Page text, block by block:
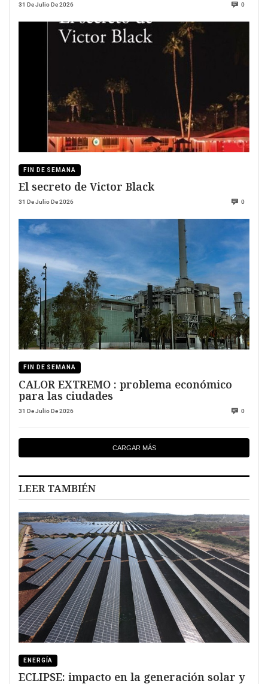
31 De Julio De 2026 0
FIN DE SEMANA
El secreto de Victor Black
31 De Julio De 2026 0
FIN DE SEMANA
CALOR EXTREMO : problema económico
para las ciudades
31 De Julio De 2026 0
CARGAR MÁS
LEER TAMBIÉN
ENERGÍA
ECLIPSE: impacto en la generación solar y